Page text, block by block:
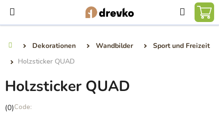
Inhalt
springen
Suchen
Dekorationen Wandbilder
Sport und Freizeit
Holzsticker QUAD
Holzsticker QUAD
Die
(0)